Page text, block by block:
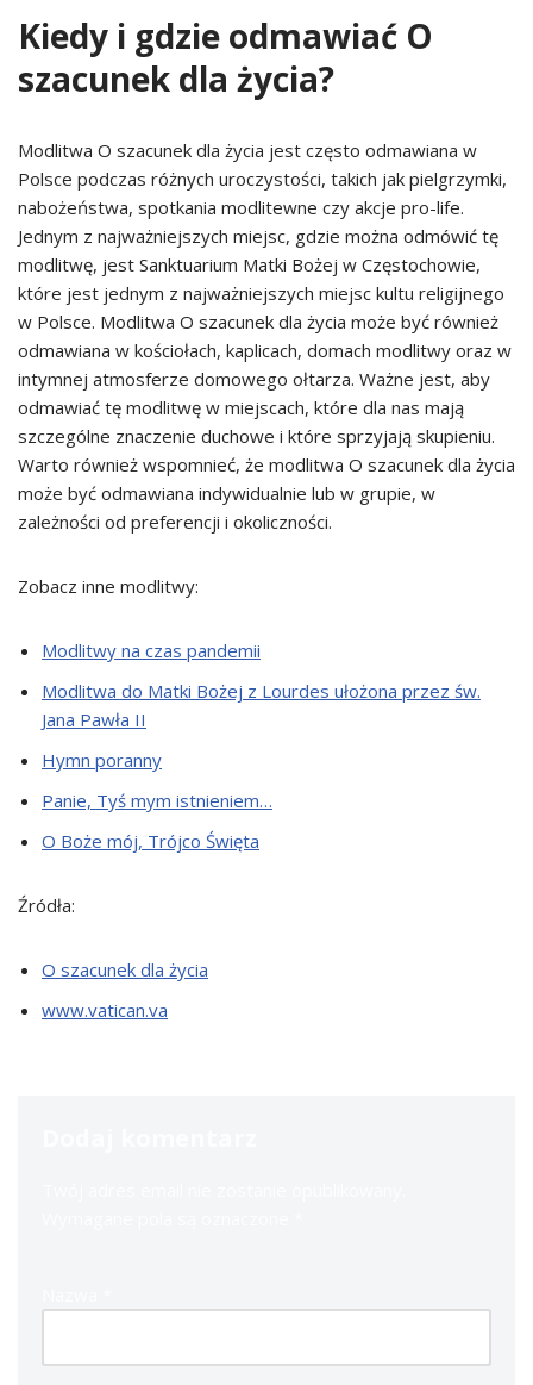
Kiedy i gdzie odmawiać O
szacunek dla życia?
Modlitwa O szacunek dla życia jest często odmawiana w
Polsce podczas różnych uroczystości, takich jak pielgrzymki,
nabożeństwa, spotkania modlitewne czy akcje pro-life.
Jednym z najważniejszych miejsc, gdzie można odmówić tę
modlitwę, jest Sanktuarium Matki Bożej w Częstochowie,
które jest jednym z najważniejszych miejsc kultu religijnego
w Polsce. Modlitwa O szacunek dla życia może być również
odmawiana w kościołach, kaplicach, domach modlitwy oraz w
intymnej atmosferze domowego ołtarza. Ważne jest, aby
odmawiać tę modlitwę w miejscach, które dla nas mają
szczególne znaczenie duchowe i które sprzyjają skupieniu.
Warto również wspomnieć, że modlitwa O szacunek dla życia
może być odmawiana indywidualnie lub w grupie, w
zależności od preferencji i okoliczności.
Zobacz inne modlitwy:
Modlitwy na czas pandemii
Modlitwa do Matki Bożej z Lourdes ułożona przez św.
Jana Pawła II
Hymn poranny
Panie, Tyś mym istnieniem…
O Boże mój, Trójco Święta
Źródła:
O szacunek dla życia
www.vatican.va